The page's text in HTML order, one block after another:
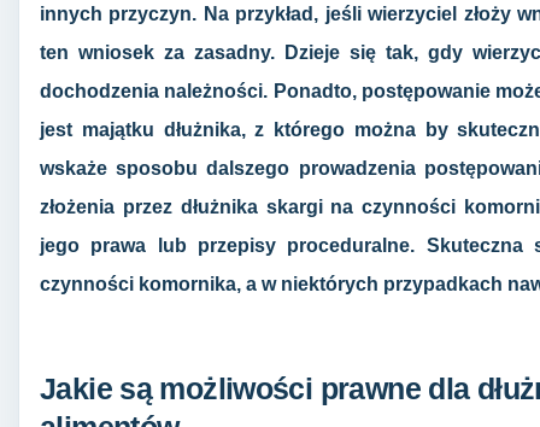
innych przyczyn. Na przykład, jeśli wierzyciel złoży
ten wniosek za zasadny. Dzieje się tak, gdy
dochodzenia należności. Ponadto, postępowanie
jest majątku dłużnika, z którego można by
wskaże sposobu dalszego prowadzenia
złożenia przez dłużnika skargi na czynności
jego prawa lub przepisy proceduralne. Skuteczna
czynności komornika, a w niektórych przypadkach
Jakie są możliwości prawne dla